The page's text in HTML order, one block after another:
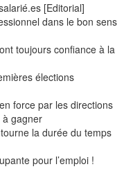
[Editorial]
dans le bon sens
toujours confiance à la
élections
force par les directions
à gagner
la durée du temps
pour l’emploi !